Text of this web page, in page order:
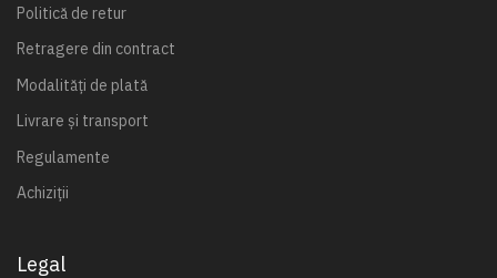
Politică de retur
Retragere din contract
Modalități de plată
Livrare și transport
Regulamente
Achiziții
Legal